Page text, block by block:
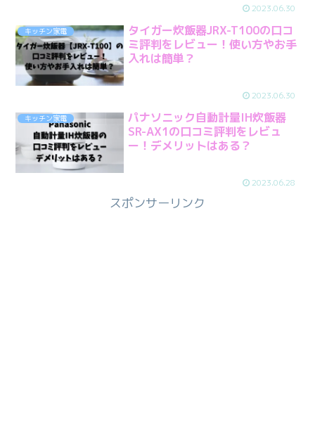
2023.06.30
キッチン家電
タイガー炊飯器JRX-T100の口コ
ミ評判をレビュー！使い方やお手
入れは簡単？
2023.06.30
キッチン家電
パナソニック自動計量IH炊飯器
SR-AX1の口コミ評判をレビュ
ー！デメリットはある？
2023.06.28
スポンサーリンク